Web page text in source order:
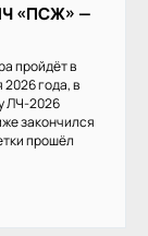
«ПСЖ» —
пройдёт в
года, в
ЛЧ-2026
закончился
прошёл